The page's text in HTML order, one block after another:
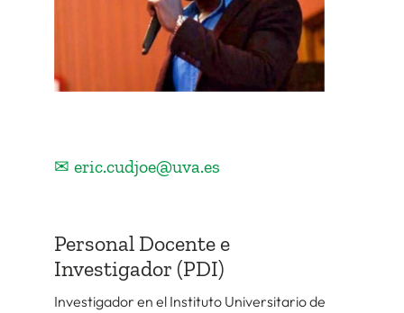
✉ eric.cudjoe@uva.es
Personal Docente e
Investigador (PDI)
Investigador en el Instituto Universitario de